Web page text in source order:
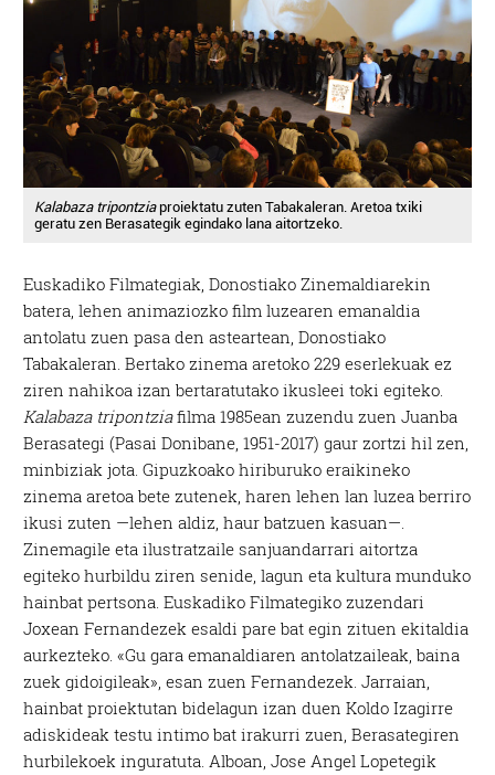
Kalabaza tripontziaproiektatu zuten Tabakaleran. Aretoa txiki
geratu zen Berasategik egindako lana aitortzeko.
Euskadiko Filmategiak, Donostiako Zinemaldiarekin
batera, lehen animaziozko film luzearen emanaldia
antolatu zuen pasa den asteartean, Donostiako
Tabakaleran. Bertako zinema aretoko 229 eserlekuak ez
ziren nahikoa izan bertaratutako ikusleei toki egiteko.
Kalabaza tripontziafilma 1985ean zuzendu zuen Juanba
Berasategi (Pasai Donibane, 1951-2017) gaur zortzi hil zen,
minbiziak jota. Gipuzkoako hiriburuko eraikineko
zinema aretoa bete zutenek, haren lehen lan luzea berriro
ikusi zuten —lehen aldiz, haur batzuen kasuan—.
Zinemagile eta ilustratzaile sanjuandarrari aitortza
egiteko hurbildu ziren senide, lagun eta kultura munduko
hainbat pertsona. Euskadiko Filmategiko zuzendari
Joxean Fernandezek esaldi pare bat egin zituen ekitaldia
aurkezteko. «Gu gara emanaldiaren antolatzaileak, baina
zuek gidoigileak», esan zuen Fernandezek. Jarraian,
hainbat proiektutan bidelagun izan duen Koldo Izagirre
adiskideak testu intimo bat irakurri zuen, Berasategiren
hurbilekoek inguratuta. Alboan, Jose Angel Lopetegik